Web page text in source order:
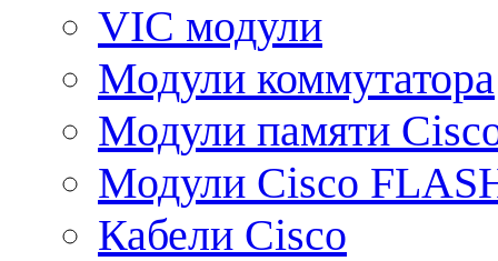
VIC модули
Модули коммутатора
Модули памяти
Модули Cisco
Кабели Cisco